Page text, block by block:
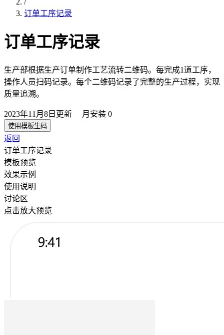
/
订单工序记录
订单工序记录
生产部根据生产订单制作工艺流转二维码。每完成1道工序，
操作人员扫码记录。每个二维码记录了完整的生产过程，实现
质量追溯。
2023年11月8日 更新 月安装 0
使用模板生码
返回
订单工序记录
模板预览
效果示例
使用说明
讨论区
点击放大预览